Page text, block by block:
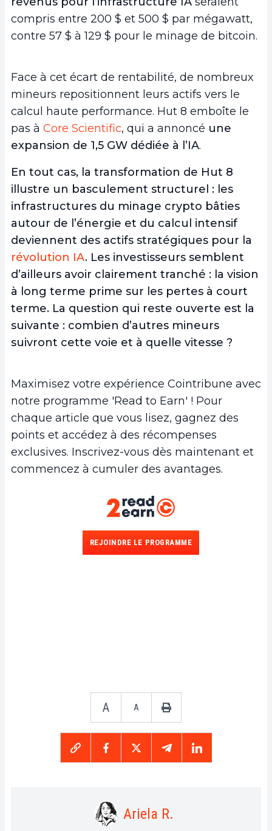
compris entre 200 $ et 500 $ par mégawatt,
contre 57 $ à 129 $ pour le minage de bitcoin.
Face à cet écart de rentabilité, de nombreux
mineurs repositionnent leurs actifs vers le
calcul haute performance. Hut 8 emboîte le
pas à Core Scientific, qui a annoncé une
expansion de 1,5 GW dédiée à l’IA.
En tout cas, la transformation de Hut 8
illustre un basculement structurel : les
infrastructures du minage crypto bâties
autour de l’énergie et du calcul intensif
deviennent des actifs stratégiques pour la
révolution IA. Les investisseurs semblent
d’ailleurs avoir clairement tranché : la vision
à long terme prime sur les pertes à court
terme. La question qui reste ouverte est la
suivante : combien d’autres mineurs
suivront cette voie et à quelle vitesse ?
Maximisez votre expérience Cointribune avec
notre programme 'Read to Earn' ! Pour
chaque article que vous lisez, gagnez des
points et accédez à des récompenses
exclusives. Inscrivez-vous dès maintenant et
commencez à cumuler des avantages.
REJOINDRE LE PROGRAMME
A A
Ariela R.